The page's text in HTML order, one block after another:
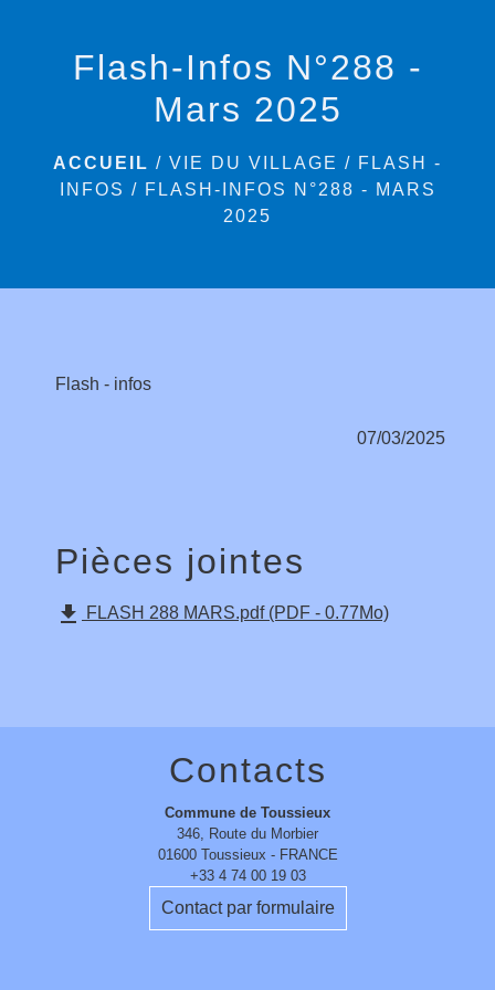
Flash-Infos N°288 -
Mars 2025
ACCUEIL / VIE DU VILLAGE / FLASH -
INFOS / FLASH-INFOS N°288 - MARS
2025
Flash - infos
07/03/2025
Pièces jointes
file_download FLASH 288 MARS.pdf (PDF - 0.77Mo)
Contacts
Commune de Toussieux
346, Route du Morbier
01600 Toussieux - FRANCE
+33 4 74 00 19 03
Contact par formulaire